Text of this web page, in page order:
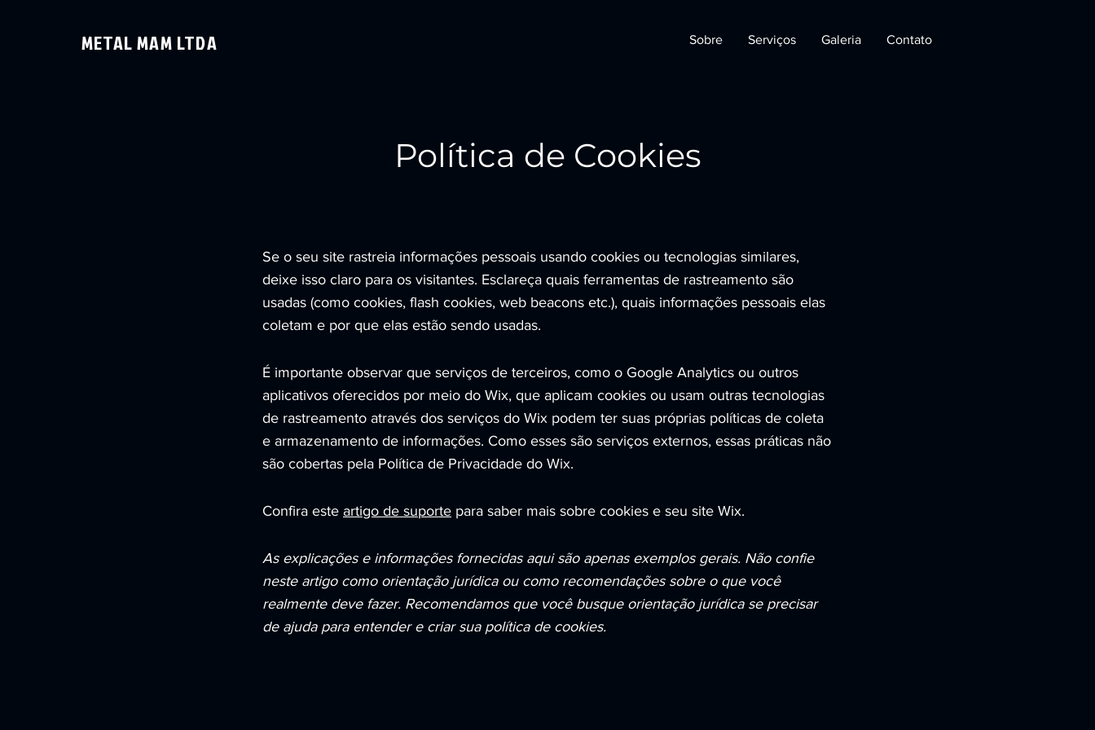
METAL MAM LTDA Sobre Serviços Galeria Contato
Política de Cookies
Se o seu site rastreia informações pessoais usando cookies ou tecnologias similares,
deixe isso claro para os visitantes. Esclareça quais ferramentas de rastreamento são
usadas (como cookies, flash cookies, web beacons etc.), quais informações pessoais elas
coletam e por que elas estão sendo usadas.
É importante observar que serviços de terceiros, como o Google Analytics ou outros
aplicativos oferecidos por meio do Wix, que aplicam cookies ou usam outras tecnologias
de rastreamento através dos serviços do Wix podem ter suas próprias políticas de coleta
e armazenamento de informações. Como esses são serviços externos, essas práticas não
são cobertas pela Política de Privacidade do Wix.
Confira este artigo de suporte para saber mais sobre cookies e seu site Wix.
As explicações e informações fornecidas aqui são apenas exemplos gerais. Não confie
neste artigo como orientação jurídica ou como recomendações sobre o que você
realmente deve fazer. Recomendamos que você busque orientação jurídica se precisar
de ajuda para entender e criar sua política de cookies.